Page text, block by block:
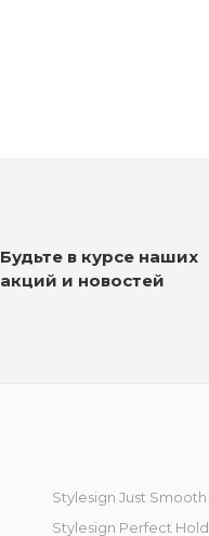
Будьте в курсе наших
акций и новостей
Stylesign Just Smooth
Stylesign Perfect Hold